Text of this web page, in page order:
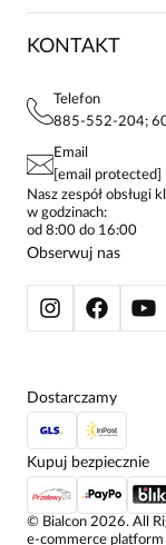
KONTAKTY
FAQ
POLITYKA
STREFA STAŁEGO
SUKIENKI
KOSZULE DAMSKIE
SPODNIE DAMSKIE
ŻAKIETY I
SWETRY
BLUZY
KONTAKT
Telefon
885-552-204;
Email
[email protected]
Nasz zespół obsługi
w godzinach:
od 8:00 do 16:00
Obserwuj nas
© Bialcon 2026. All
e-commerce platform
Dostarczamy
Kupuj bezpiecznie